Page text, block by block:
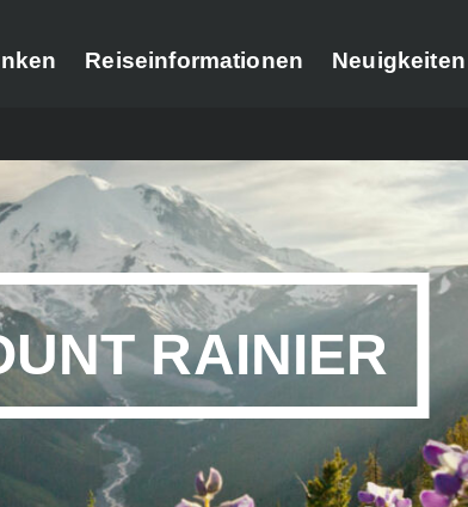
Reiseinformationen Neuigkeiten
RAINIER